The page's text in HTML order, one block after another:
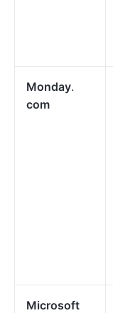
Monday.
com
Microsoft